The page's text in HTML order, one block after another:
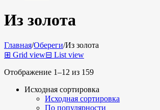
Из золота
Главная/Обереги/Из золота
⊞ Grid view⊟ List view
Отображение 1–12 из 159
Исходная сортировка
Исходная сортировка
По популярности